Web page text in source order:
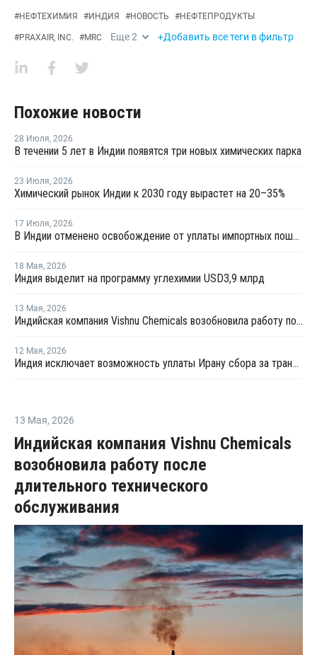
#НЕФТЕХИМИЯ #ИНДИЯ #НОВОСТЬ #НЕФТЕПРОДУКТЫ
#PRAXAIR, INC. #MRC Еще2 +Добавить все теги в фильтр
Похожие новости
28 Июля, 2026
В течении 5 лет в Индии появятся три новых химических парка
23 Июля, 2026
Химический рынок Индии к 2030 году вырастет на 20–35%
17 Июля, 2026
В Индии отменено освобождение от уплаты импортных пошлин на нефтехимическую продукцию
18 Мая, 2026
Индия выделит на программу углехимии USD3,9 млрд
13 Мая, 2026
Индийская компания Vishnu Chemicals возобновила работу после длительного технического обслуживания
12 Мая, 2026
Индия исключает возможность уплаты Ирану сбора за транзит нефти и газа через Ормузский пролив
13 Мая, 2026
Индийская компания Vishnu Chemicals
возобновила работу после
длительного технического
обслуживания